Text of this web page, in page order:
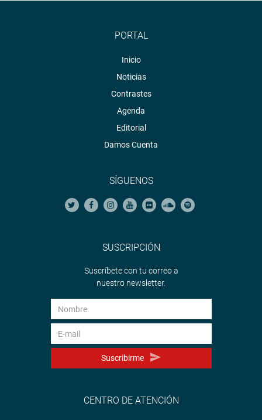
PORTAL
Inicio
Noticias
Contrastes
Agenda
Editorial
Damos Cuenta
SÍGUENOS
SUSCRIPCIÓN
Suscríbete con tu correo a
nuestro newsletter.
Suscribirme
CENTRO DE ATENCIÓN